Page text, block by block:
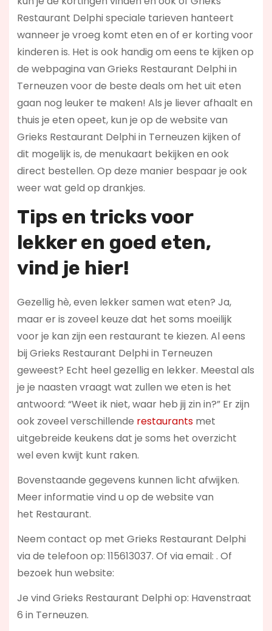
Restaurant Delphi speciale tarieven hanteert
wanneer je vroeg komt eten en of er korting voor
kinderen is. Het is ook handig om eens te kijken op
de webpagina van Grieks Restaurant Delphi in
Terneuzen voor de beste deals om het uit eten
gaan nog leuker te maken! Als je liever afhaalt en
thuis je eten opeet, kun je op de website van
Grieks Restaurant Delphi in Terneuzen kijken of
dit mogelijk is, de menukaart bekijken en ook
direct bestellen. Op deze manier bespaar je ook
weer wat geld op drankjes.
Tips en tricks voor
lekker en goed eten,
vind je hier!
Gezellig hè, even lekker samen wat eten? Ja,
maar er is zoveel keuze dat het soms moeilijk
voor je kan zijn een restaurant te kiezen. Al eens
bij Grieks Restaurant Delphi in Terneuzen
geweest? Echt heel gezellig en lekker. Meestal als
je je naasten vraagt wat zullen we eten is het
antwoord: “Weet ik niet, waar heb jij zin in?” Er zijn
ook zoveel verschillende restaurantsmet
uitgebreide keukens dat je soms het overzicht
wel even kwijt kunt raken.
Bovenstaande gegevens kunnen licht afwijken.
Meer informatie vind u op de website van
het Restaurant.
Neem contact op met Grieks Restaurant Delphi
via de telefoon op: 115613037. Of via email: . Of
bezoek hun website:
Je vind Grieks Restaurant Delphi op: Havenstraat
6 in Terneuzen.